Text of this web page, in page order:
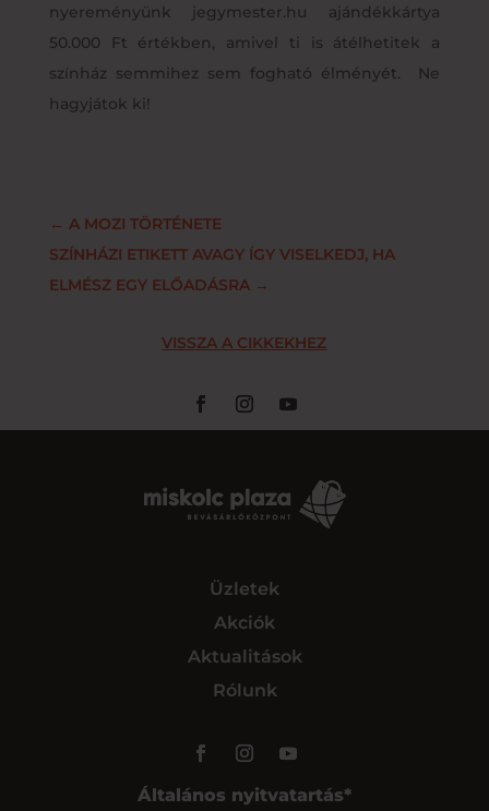
nyereményünk jegymester.hu ajándékkártya
50.000 Ft értékben, amivel ti is átélhetitek a
színház semmihez sem fogható élményét. Ne
hagyjátok ki!
← A MOZI TÖRTÉNETE
SZÍNHÁZI ETIKETT AVAGY ÍGY VISELKEDJ, HA
ELMÉSZ EGY ELŐADÁSRA→
VISSZA A CIKKEKHEZ
Üzletek
Akciók
Aktualitások
Rólunk
Általános nyitvatartás*